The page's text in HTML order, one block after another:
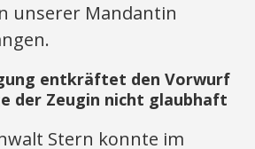
unserer Mandantin
entkräftet den Vorwurf
der Zeugin nicht glaubhaft
Stern konnte im